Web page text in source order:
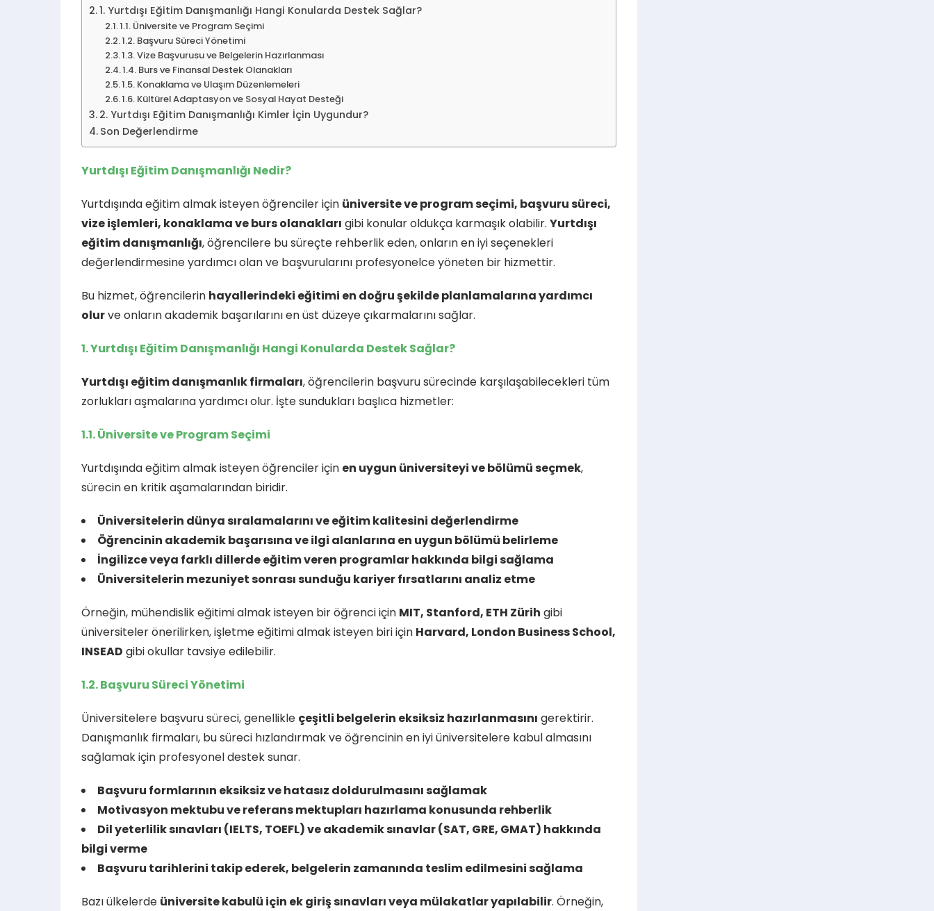
1. Yurtdışı Eğitim Danışmanlığı Hangi Konularda Destek Sağlar?
1.1. Üniversite ve Program Seçimi
1.2. Başvuru Süreci Yönetimi
1.3. Vize Başvurusu ve Belgelerin Hazırlanması
1.4. Burs ve Finansal Destek Olanakları
1.5. Konaklama ve Ulaşım Düzenlemeleri
1.6. Kültürel Adaptasyon ve Sosyal Hayat Desteği
2. Yurtdışı Eğitim Danışmanlığı Kimler İçin Uygundur?
Son Değerlendirme
Yurtdışı Eğitim Danışmanlığı Nedir?
Yurtdışında eğitim almak isteyen öğrenciler için üniversite ve program seçimi, başvuru süreci,
vize işlemleri, konaklama ve burs olanakları gibi konular oldukça karmaşık olabilir. Yurtdışı
eğitim danışmanlığı, öğrencilere bu süreçte rehberlik eden, onların en iyi seçenekleri
değerlendirmesine yardımcı olan ve başvurularını profesyonelce yöneten bir hizmettir.
Bu hizmet, öğrencilerin hayallerindeki eğitimi en doğru şekilde planlamalarına yardımcı
olurve onların akademik başarılarını en üst düzeye çıkarmalarını sağlar.
1. Yurtdışı Eğitim Danışmanlığı Hangi Konularda Destek Sağlar?
Yurtdışı eğitim danışmanlık firmaları, öğrencilerin başvuru sürecinde karşılaşabilecekleri tüm
zorlukları aşmalarına yardımcı olur. İşte sundukları başlıca hizmetler:
1.1. Üniversite ve Program Seçimi
Yurtdışında eğitim almak isteyen öğrenciler için en uygun üniversiteyi ve bölümü seçmek,
sürecin en kritik aşamalarından biridir.
Üniversitelerin dünya sıralamalarını ve eğitim kalitesini değerlendirme
Öğrencinin akademik başarısına ve ilgi alanlarına en uygun bölümü belirleme
İngilizce veya farklı dillerde eğitim veren programlar hakkında bilgi sağlama
Üniversitelerin mezuniyet sonrası sunduğu kariyer fırsatlarını analiz etme
Örneğin, mühendislik eğitimi almak isteyen bir öğrenci için MIT, Stanford, ETH Zürih gibi
üniversiteler önerilirken, işletme eğitimi almak isteyen biri için Harvard, London Business School,
INSEAD gibi okullar tavsiye edilebilir.
1.2. Başvuru Süreci Yönetimi
Üniversitelere başvuru süreci, genellikle çeşitli belgelerin eksiksiz hazırlanmasını gerektirir.
Danışmanlık firmaları, bu süreci hızlandırmak ve öğrencinin en iyi üniversitelere kabul almasını
sağlamak için profesyonel destek sunar.
Başvuru formlarının eksiksiz ve hatasız doldurulmasını sağlamak
Motivasyon mektubu ve referans mektupları hazırlama konusunda rehberlik
Dil yeterlilik sınavları (IELTS, TOEFL) ve akademik sınavlar (SAT, GRE, GMAT) hakkında
bilgi verme
Başvuru tarihlerini takip ederek, belgelerin zamanında teslim edilmesini sağlama
Bazı ülkelerde üniversite kabulü için ek giriş sınavları veya mülakatlar yapılabilir. Örneğin,